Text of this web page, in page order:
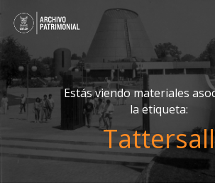
Estás viendo materiales
la etiqueta:
Tattersall